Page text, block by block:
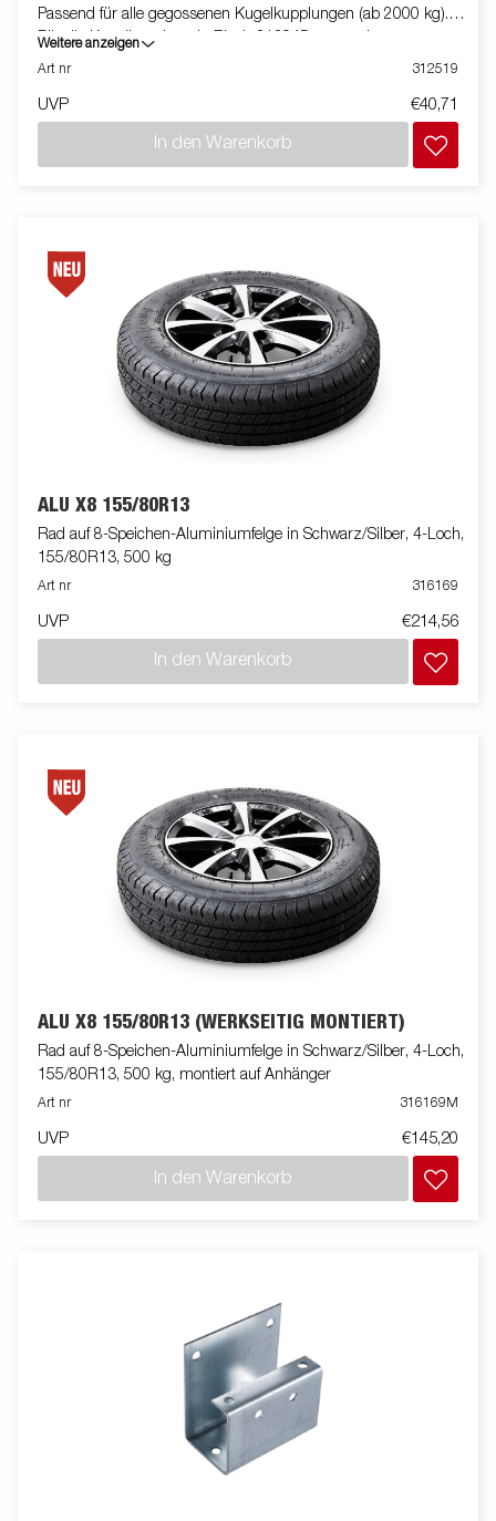
Passend für alle gegossenen Kugelkupplungen (ab 2000 kg).
Für die Kugelkupplung in Blech 313945 verwenden.
Weitere anzeigen
Art nr
312519
UVP €40,71
In den Warenkorb
ALU X8 155/80R13
Rad auf 8-Speichen-Aluminiumfelge in Schwarz/Silber, 4-Loch,
155/80R13, 500 kg
Art nr 316169
UVP €214,56
In den Warenkorb
ALU X8 155/80R13 (WERKSEITIG MONTIERT)
Rad auf 8-Speichen-Aluminiumfelge in Schwarz/Silber, 4-Loch,
155/80R13, 500 kg, montiert auf Anhänger
Art nr 316169M
UVP €145,20
In den Warenkorb